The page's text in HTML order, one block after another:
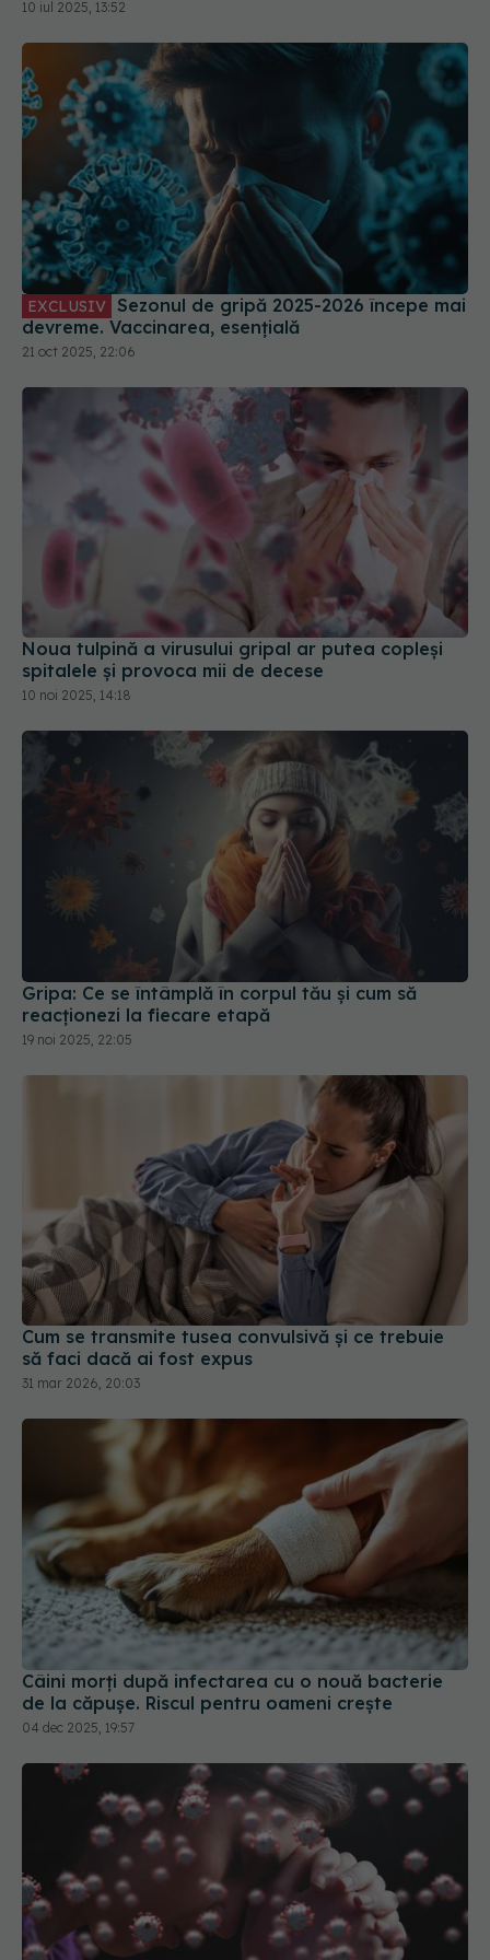
10 iul 2025, 13:52
EXCLUSIV
devreme. Vaccinarea, esențială
21 oct 2025, 22:06
Noua tulpină a virusului gripal ar putea copleși
spitalele și provoca mii de decese
10 noi 2025, 14:18
Gripa: Ce se întâmplă în corpul tău și cum să
reacționezi la fiecare etapă
19 noi 2025, 22:05
Cum se transmite tusea convulsivă și ce trebuie
să faci dacă ai fost expus
31 mar 2026, 20:03
Câini morți după infectarea cu o nouă bacterie
de la căpușe. Riscul pentru oameni crește
04 dec 2025, 19:57